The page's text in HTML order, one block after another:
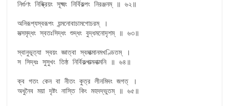
নির্গুণং নিষ্ক্রিয়ং সূক্ষ্মং নির্বিকল্পং নিরঞ্জনম্ ॥ ৬২॥
অনিরূপ্যস্বরূপং য়ন্মনোবাচামগোচরম্ ।
সত্সমৃদ্ধং স্বতঃসিদ্ধং শুদ্ধং বুদ্ধমনোদৃশম্ ॥ ৬৩॥
স্বানুভূত্যা স্বয়ং জ্ঞাত্বা স্বমাত্মানমখণ্ডিতম্ ।
স সিদ্ধঃ সুসুখং তিষ্ঠ নির্বিকল্পাত্মনাত্মনি ॥ ৬৪॥
ক্ব গতং কেন বা নীতং কুত্র লীনমিদং জগত্ ।
অধুনৈব ময়া দৃষ্টং নাস্তি কিং মহদদ্ভুতম্ ॥ ৬৫॥